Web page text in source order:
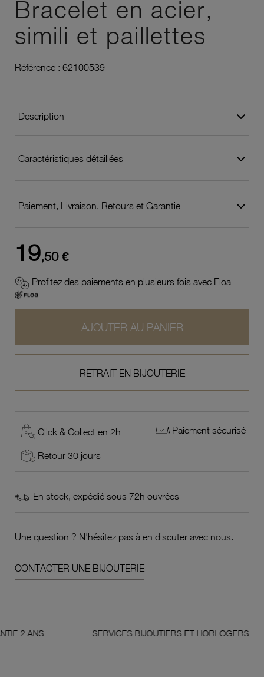
Bracelet en acier,
simili et paillettes
Référence : 62100539
Description
Caractéristiques détaillées
Paiement, Livraison, Retours et Garantie
19,50 €
Profitez des paiements en plusieurs fois avec Floa
AJOUTER AU PANIER
RETRAIT EN BIJOUTERIE
Click & Collect en 2h Paiement sécurisé
Retour 30 jours
En stock, expédié sous 72h ouvrées
Une question ? N'hésitez pas à en discuter avec nous.
CONTACTER UNE BIJOUTERIE
SERVICES BIJOUTIERS ET HORLOGERS